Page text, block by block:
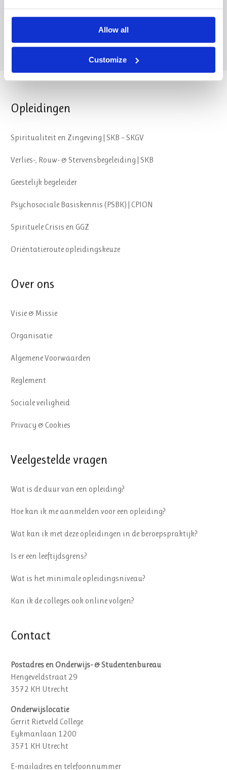
Allow all
Customize
Open Dag Academie voor Geesteswetenschappen
zaterdag 28 februari 2026
Opleidingen
Spiritualiteit en Zingeving | SKB – SKGV
Verlies-, Rouw- & Stervensbegeleiding | SKB
Geestelijk begeleider
Psychosociale Basiskennis (PSBK) | CPION
Spirituele Crisis en GGZ
Oriëntatieroute opleidingskeuze
Over ons
Visie & Missie
Organisatie
Algemene Voorwaarden
Reglement
Sociale veiligheid
Privacy & Cookies
Veelgestelde vragen
Wat is de duur van een opleiding?
Hoe kan ik me aanmelden voor een opleiding?
Wat kan ik met deze opleidingen in de beroepspraktijk?
Is er een leeftijdsgrens?
Wat is het minimale opleidingsniveau?
Kan ik de colleges ook online volgen?
Contact
Postadres en Onderwijs- & Studentenbureau
Hengeveldstraat 29
3572 KH Utrecht
Onderwijslocatie
Gerrit Rietveld College
Eykmanlaan 1200
3571 KH Utrecht
E-mailadres en telefoonnummer